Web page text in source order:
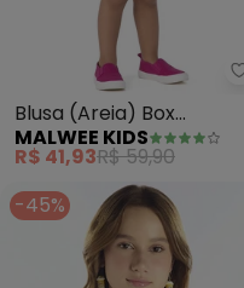
Blusa (Areia) Box
Patrulha Canina® Menina
MALWEE KIDS
R$ 41,93R$ 59,90
-45%